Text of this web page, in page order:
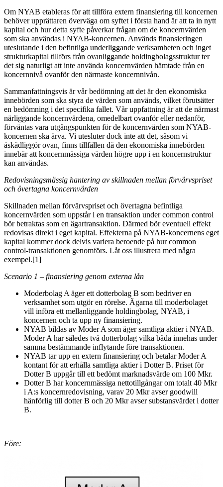
Om NYAB etableras för att tillföra extern finansiering till koncernen
behöver upprättaren överväga om syftet i första hand är att ta in nytt
kapital och hur detta syfte påverkar frågan om de koncernvärden
som ska användas i NYAB-koncernen. Används finansieringen
uteslutande i den befintliga underliggande verksamheten och inget
strukturkapital tillförs från ovanliggande holdingbolagsstruktur ter
det sig naturligt att inte använda koncernvärden hämtade från en
koncernnivå ovanför den närmaste koncernnivån.
Sammanfattningsvis är vår bedömning att det är den ekonomiska
innebörden som ska styra de värden som används, vilket förutsätter
en bedömning i det specifika fallet. Vår uppfattning är att de närmast
närliggande koncernvärdena, omedelbart ovanför eller nedanför,
förväntas vara utgångspunkten för de koncernvärden som NYAB-
koncernen ska ärva. Vi utesluter dock inte att det, såsom vi
åskådliggör ovan, finns tillfällen då den ekonomiska innebörden
innebär att koncernmässiga värden högre upp i en koncernstruktur
kan användas.
Redovisningsmässig hantering av skillnaden mellan förvärvspriset
och övertagna koncernvärden
Skillnaden mellan förvärvspriset och övertagna befintliga
koncernvärden som uppstår i en transaktion under common control
bör betraktas som en ägartransaktion. Därmed bör eventuell effekt
redovisas direkt i eget kapital. Effekterna på NYAB-koncernens eget
kapital kommer dock delvis variera beroende på hur common
control-transaktionen genomförs. Låt oss illustrera med några
exempel.[1]
Scenario 1 – finansiering genom externa lån
Moderbolag A äger ett dotterbolag B som bedriver en
verksamhet som utgör en rörelse. Ägarna till moderbolaget
vill införa ett mellanliggande holdingbolag, NYAB, i
koncernen och ta upp ny finansiering.
NYAB bildas av Moder A som äger samtliga aktier i NYAB.
Moder A har således två dotterbolag vilka båda innehas under
samma bestämmande inflytande före transaktionen.
NYAB tar upp en extern finansiering och betalar Moder A
kontant för att erhålla samtliga aktier i Dotter B. Priset för
Dotter B uppgår till ett bedömt marknadsvärde om 100 Mkr.
Dotter B har koncernmässiga nettotillgångar om totalt 40 Mkr
i A:s koncernredovisning, varav 20 Mkr avser goodwill
hänförlig till dotter B och 20 Mkr avser substansvärdet i dotter
B.
Före: